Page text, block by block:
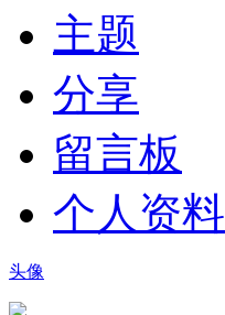
主题
分享
留言板
个人资料
头像